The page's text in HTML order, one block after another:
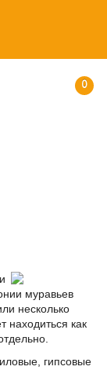
0 товар(ов) - 0 руб.
муравьев
несколько
находиться как
гипсовые